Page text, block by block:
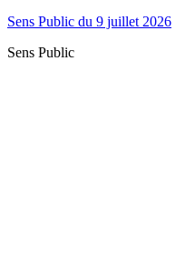
Sens Public du 9 juillet 2026
Sens Public